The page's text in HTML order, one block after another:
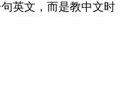
英文，而是教中文时